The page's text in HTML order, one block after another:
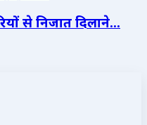
से निजात दिलाने...